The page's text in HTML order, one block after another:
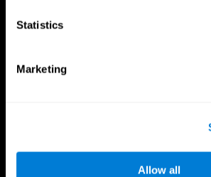
Statistics
Marketing
Allow all